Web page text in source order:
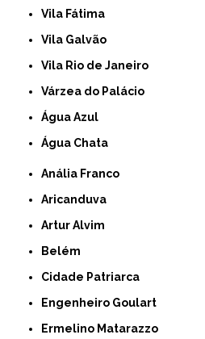
Vila Fátima
Vila Galvão
Vila Rio de Janeiro
Várzea do Palácio
Água Azul
Água Chata
Anália Franco
Aricanduva
Artur Alvim
Belém
Cidade Patriarca
Engenheiro Goulart
Ermelino Matarazzo